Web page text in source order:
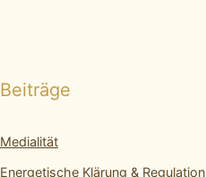
Beiträge
Medialität
Energetische Klärung & Regulation